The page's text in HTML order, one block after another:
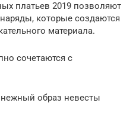
платьев 2019 позволяют
которые создаются
материала.
сочетаются с
образ невесты